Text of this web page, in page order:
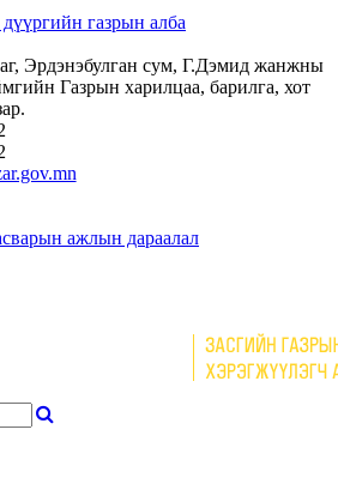
газрын алба
Эрдэнэбулган сум, Г.Дэмид жанжны
Газрын харилцаа, барилга, хот
ажлын дараалал